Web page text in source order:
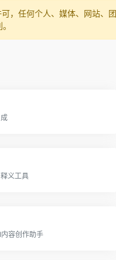
任何个人、媒体、网站、
义工具
容创作助手